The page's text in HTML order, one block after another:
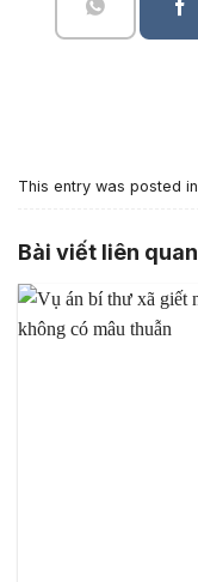
This entry was posted in
Bài viết liên quan